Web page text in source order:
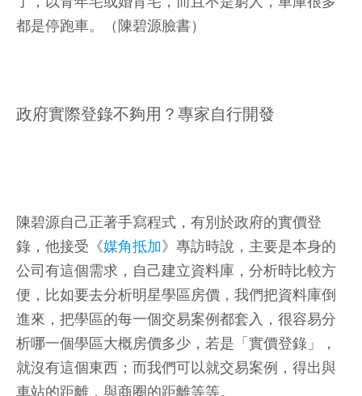
都是停跑車。（陳碧源臉書）
政府實際登錄不夠用？專家自行開發
陳碧源自己正著手寫程式，有別於政府的實價登
錄，他接受《媒角抵加》專訪時說，主要是本身的
公司有這個需求，自己建立資料庫，分析時比較方
便，比如要去分析明星學區房價，我們把資料庫倒
進來，把學區的每一個交易案例都套入，很容易分
析哪一個學區大概房價多少，若是「實價登錄」，
就沒有這個東西；而我們可以就交易案例，得出與
車站的距離，與商圈的距離等等。